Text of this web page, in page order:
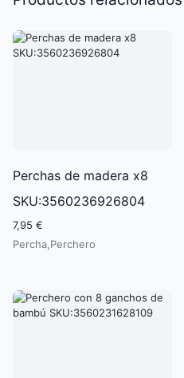
Perchas de madera x8
SKU:3560236926804
7,95 €
Percha,Perchero